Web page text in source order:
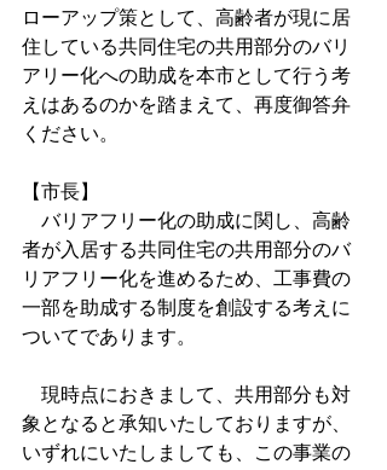
ローアップ策として、高齢者が現に居
住している共同住宅の共用部分のバリ
アリー化への助成を本市として行う考
えはあるのかを踏まえて、再度御答弁
ください。
【市長】
バリアフリー化の助成に関し、高齢
者が入居する共同住宅の共用部分のバ
リアフリー化を進めるため、工事費の
一部を助成する制度を創設する考えに
ついてであります。
現時点におきまして、共用部分も対
象となると承知いたしておりますが、
いずれにいたしましても、この事業の